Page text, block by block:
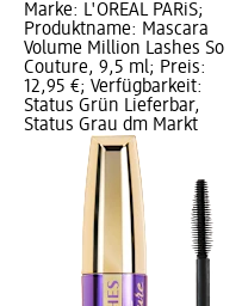
Marke: L'ORÉAL PARiS;
Produktname: Mascara
Volume Million Lashes So
Couture, 9,5 ml; Preis:
12,95 €; Verfügbarkeit:
Status Grün Lieferbar,
Status Grau dm Markt